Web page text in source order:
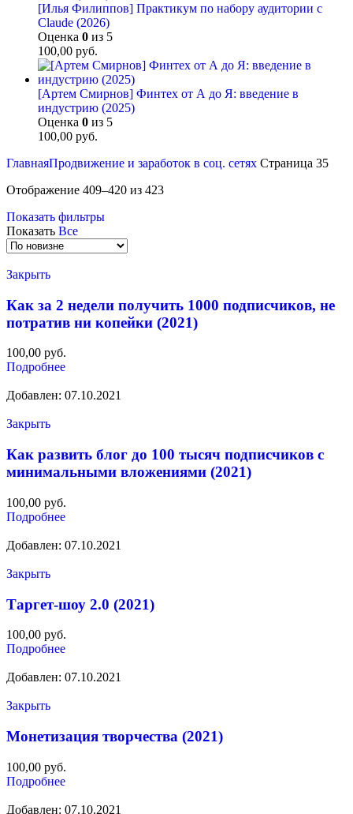
[Илья Филиппов] Практикум по набору аудитории с
Claude (2026)
Оценка 0 из 5
100,00 руб.
[Артем Смирнов] Финтех от А до Я: введение в
индустрию (2025)
Оценка 0 из 5
100,00 руб.
ГлавнаяПродвижение и заработок в соц. сетях Страница 35
Отображение 409–420 из 423Сортировка:
Показать фильтры
Показать Все
Закрыть
Как за 2 недели получить 1000 подписчиков, не
потратив ни копейки (2021)
100,00 руб.
Подробнее
Добавлен: 07.10.2021
Закрыть
Как развить блог до 100 тысяч подписчиков с
минимальными вложениями (2021)
100,00 руб.
Подробнее
Добавлен: 07.10.2021
Закрыть
Таргет-шоу 2.0 (2021)
100,00 руб.
Подробнее
Добавлен: 07.10.2021
Закрыть
Монетизация творчества (2021)
100,00 руб.
Подробнее
Добавлен: 07.10.2021